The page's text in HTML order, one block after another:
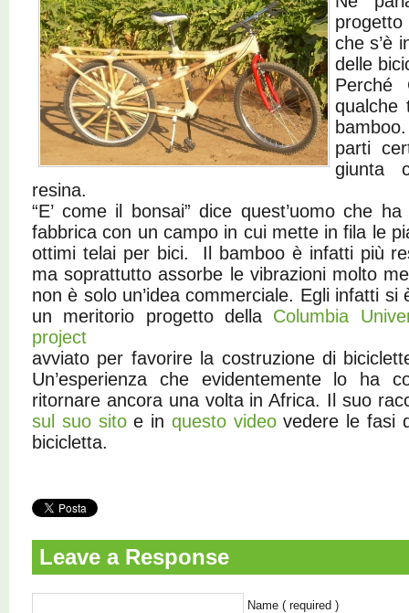
che s’è
delle
Perché
qualche
parti
giunta
resina.
“E’ come il bonsai” dice quest’uomo che
fabbrica con un campo in cui mette in fila le
ottimi telai per bici. Il bamboo è infatti più
ma soprattutto assorbe le vibrazioni molto
non è solo un’idea commerciale. Egli infatti si
un meritorio progetto della Columbia
project
avviato per favorire la costruzione di
Un’esperienza che evidentemente lo ha
ritornare ancora una volta in Africa. Il suo
sul suo sitoe in questo videovedere le fasi
bicicletta.
Leave a Response
Name ( required )